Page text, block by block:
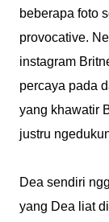
beberapa foto
provocative.
instagram
percaya pada
yang khawatir
justru
Dea sendiri
yang Dea liat